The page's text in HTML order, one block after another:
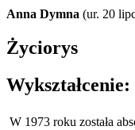
Anna Dymna (ur. 20
Życiorys
Wykształcenie:
W 1973 roku została